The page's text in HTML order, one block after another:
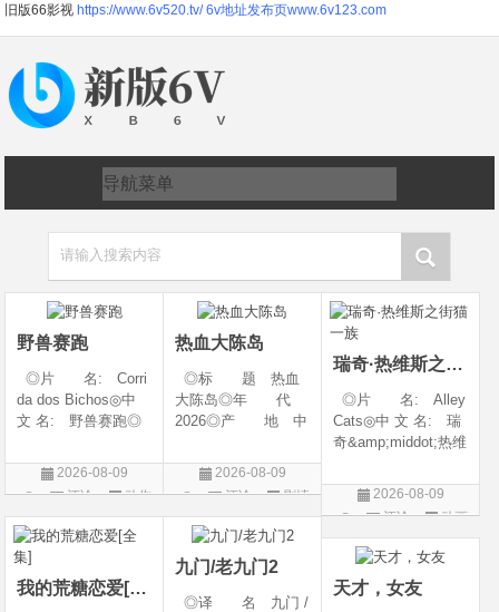
旧版66影视 https://www.6v520.tv/ 6v地址发布页www.6v123.com
请输入搜索内容
野兽赛跑
◎片 名: Corri
da dos Bichos◎中
文 名: 野兽赛跑◎
ace◎年 代: 20
26◎产 地: 巴
作 / 科幻 / 惊悚 / 犯
罪 / 冒险◎语
2026-08-09
评论
动作
片
热血大陈岛
◎标 题 热血
大陈岛◎年 代
2026◎产 地 中
剧情◎语 言 汉
语普通话◎上映日
大陆网络)◎豆瓣链
接 https://movie.
2026-08-09
评论
剧情
片
瑞奇·热维斯之街猫一族
◎片 名: Alley
Cats◎中 文 名: 瑞
奇&amp;middot;热维
代: 2026◎产
地: 英国◎类
短片◎语 言:
英语◎上映日期:
2026-08-09
评论
动画
片
我的荒糖恋爱[全集]
九门/老九门2
◎译 名 九门 /
天才，女友